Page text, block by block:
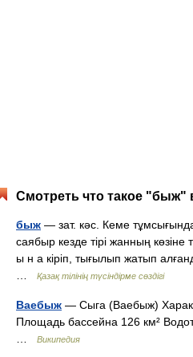
Смотреть что такое "быж"
быж — зат. кәс. Кеме
саябыр кезде тірі жанның
ы н а кіріп, тығылып жатып
Қазақ тілінің түсіндірме сөздігі
Ваебыж — Сыга (Ваебыж)
Площадь бассейна 126 км²
Википедия